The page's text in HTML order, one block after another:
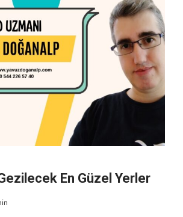
En Güzel Yerler